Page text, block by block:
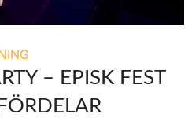
– EPISK FEST